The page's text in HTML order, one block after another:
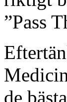
”Pass
de